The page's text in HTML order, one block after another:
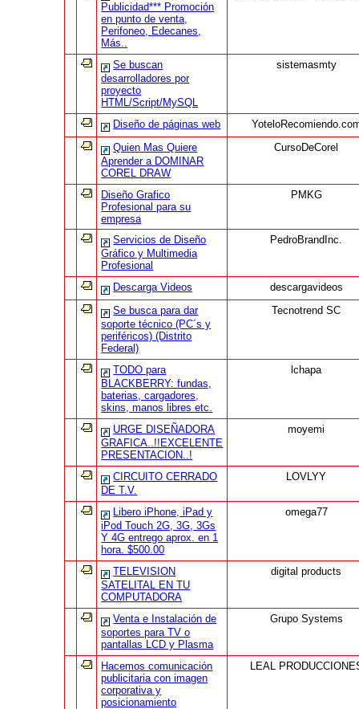
Publicidad*** Promoción
en punto de venta,
Perifoneo, Edecanes,
Más..
Se buscan
desarrolladores por
proyecto
HTML/Script/MySQL
sistemasmty
Diseño de páginas web
Quien Mas Quiere
Aprender a DOMINAR
COREL DRAW
CursoDeCorel
Diseño Grafico
Profesional para su
empresa
PMKG
Servicios de Diseño
Gráfico y Multimedia
Profesional
PedroBrandInc.
Descarga Videos
descargavideos
Se busca para dar
soporte técnico (PC´s y
periféricos) (Distrito
Federal)
Tecnotrend SC
TODO para
BLACKBERRY: fundas,
baterias, cargadores,
skins, manos libres etc.
lchapa
URGE DISEÑADORA
GRAFICA..!!EXCELENTE
PRESENTACION..!
moyemi
CIRCUITO CERRADO
DE T.V.
LOVLYY
Libero iPhone, iPad y
iPod Touch 2G, 3G, 3Gs
Y 4G entrego aprox. en 1
hora. $500.00
omega77
TELEVISION
SATELITAL EN TU
COMPUTADORA
digital products
Venta e Instalación de
soportes para TV o
pantallas LCD y Plasma
Grupo Systems
Hacemos comunicación
publicitaria con imagen
corporativa y
posicionamiento
LEAL